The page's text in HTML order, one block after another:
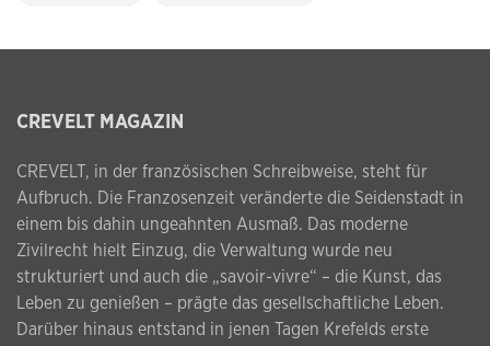
CREVELT MAGAZIN
CREVELT, in der französischen Schreibweise, steht für
Aufbruch. Die Franzosenzeit veränderte die Seidenstadt in
einem bis dahin ungeahnten Ausmaß. Das moderne
Zivilrecht hielt Einzug, die Verwaltung wurde neu
strukturiert und auch die „savoir-vivre“ – die Kunst, das
Leben zu genießen – prägte das gesellschaftliche Leben.
Darüber hinaus entstand in jenen Tagen Krefelds erste